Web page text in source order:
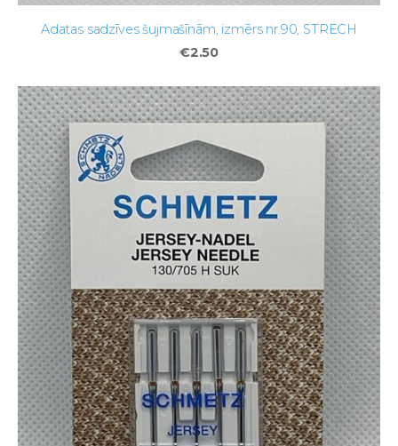
Adatas sadzīves šujmašīnām, izmērs nr.90, STRECH
€2.50